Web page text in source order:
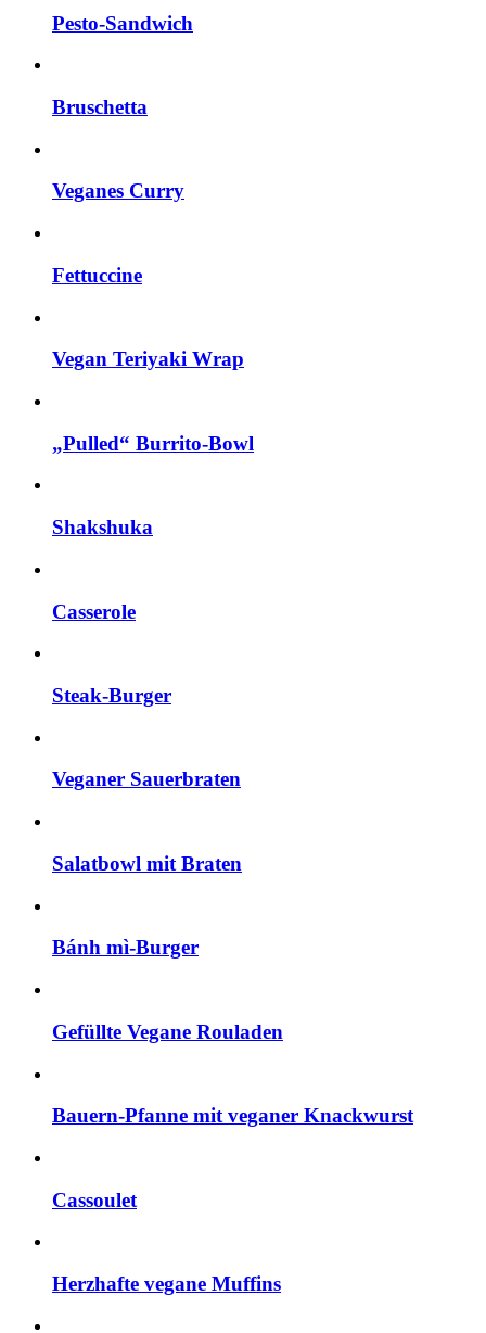
Pesto-Sandwich
Bruschetta
Veganes Curry
Fettuccine
Vegan Teriyaki Wrap
„Pulled“ Burrito-Bowl
Shakshuka
Casserole
Steak-Burger
Veganer Sauerbraten
Salatbowl mit Braten
Bánh mì-Burger
Gefüllte Vegane Rouladen
Bauern-Pfanne mit veganer Knackwurst
Cassoulet
Herzhafte vegane Muffins